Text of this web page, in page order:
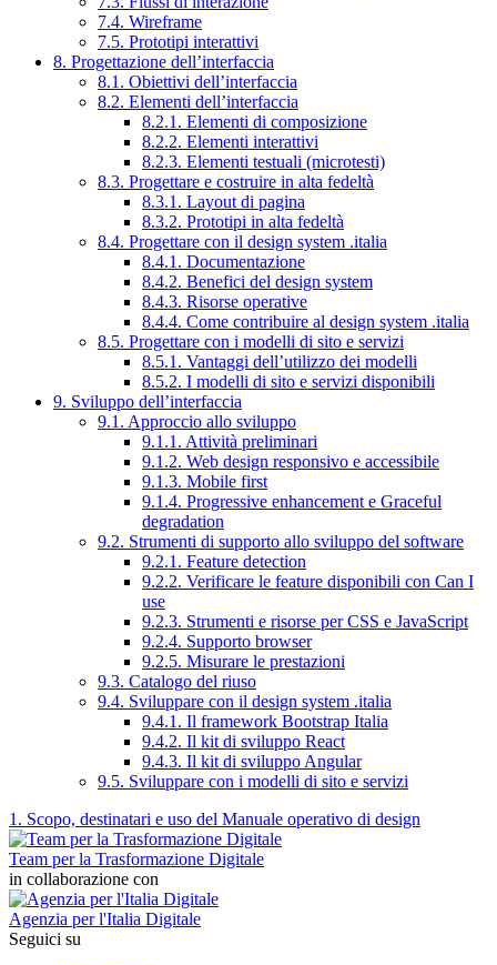
7.4. Wireframe
7.5. Prototipi interattivi
8. Progettazione dell’interfaccia
8.1. Obiettivi dell’interfaccia
8.2. Elementi dell’interfaccia
8.2.1. Elementi di composizione
8.2.2. Elementi interattivi
8.2.3. Elementi testuali (microtesti)
8.3. Progettare e costruire in alta fedeltà
8.3.1. Layout di pagina
8.3.2. Prototipi in alta fedeltà
8.4. Progettare con il design system .italia
8.4.1. Documentazione
8.4.2. Benefici del design system
8.4.3. Risorse operative
8.4.4. Come contribuire al design system .italia
8.5. Progettare con i modelli di sito e servizi
8.5.1. Vantaggi dell’utilizzo dei modelli
8.5.2. I modelli di sito e servizi disponibili
9. Sviluppo dell’interfaccia
9.1. Approccio allo sviluppo
9.1.1. Attività preliminari
9.1.2. Web design responsivo e accessibile
9.1.3. Mobile first
9.1.4. Progressive enhancement e Graceful
degradation
9.2. Strumenti di supporto allo sviluppo del software
9.2.1. Feature detection
9.2.2. Verificare le feature disponibili con Can I
use
9.2.3. Strumenti e risorse per CSS e JavaScript
9.2.4. Supporto browser
9.2.5. Misurare le prestazioni
9.3. Catalogo del riuso
9.4. Sviluppare con il design system .italia
9.4.1. Il framework Bootstrap Italia
9.4.2. Il kit di sviluppo React
9.4.3. Il kit di sviluppo Angular
9.5. Sviluppare con i modelli di sito e servizi
1. Scopo, destinatari e uso del Manuale operativo di design
Team per la Trasformazione Digitale
in collaborazione con
Agenzia per l'Italia Digitale
Seguici su